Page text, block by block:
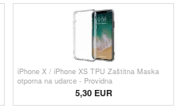
iPhone X / iPhone XS TPU Zaštitna Maska
otporna na udarce - Providna
5,30 EUR